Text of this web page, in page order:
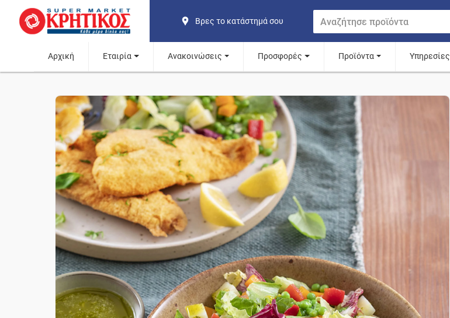
Βρες το κατάστημά σου
Αρχική Εταιρία Ανακοινώσεις Προσφορές Προϊόντα Υπηρεσίες